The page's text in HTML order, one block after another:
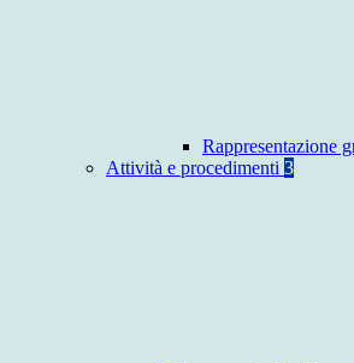
Rappresentazione
Attività e procedimenti 3